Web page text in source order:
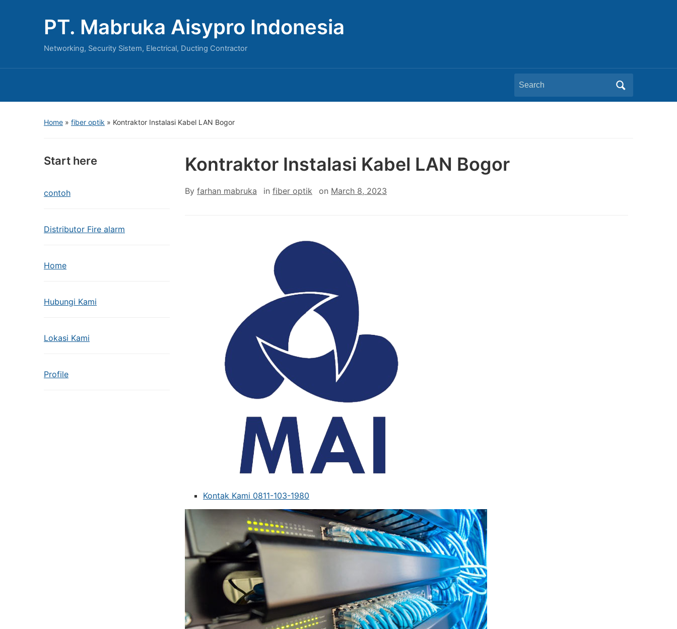
PT. Mabruka Aisypro Indonesia
Networking, Security Sistem, Electrical, Ducting Contractor
Search
for:
Home » fiber optik » Kontraktor Instalasi Kabel LAN Bogor
Start here
contoh
Distributor Fire alarm
Home
Hubungi Kami
Lokasi Kami
Profile
Kontraktor Instalasi Kabel LAN Bogor
By farhan mabruka in fiber optik on March 8, 2023
Kontak Kami 0811-103-1980